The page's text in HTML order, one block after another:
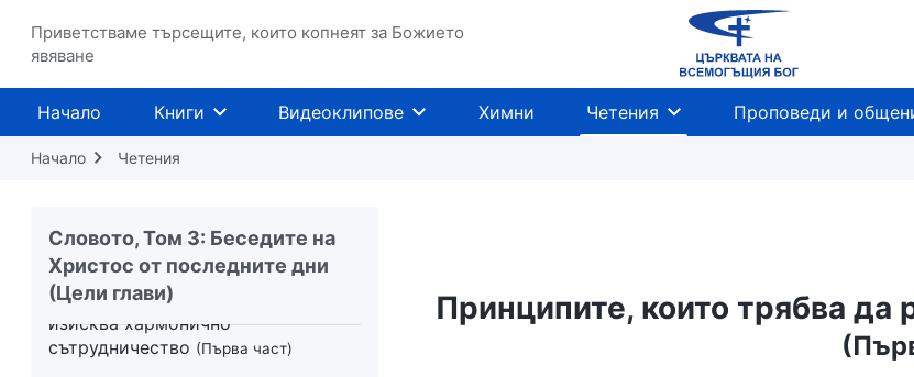
Приветстваме търсещите, които копнеят за Божието
явяване
Начало Книги Видеоклипове Химни Четения Проповеди и
Начало Четения
Словото, Том 3: Беседите на
Христос от последните дни
(Цели глави)
Отношението, което човек трябва
да има към Бог(Трета част)
Правилното изпълнение на дълга
изисква хармонично
сътрудничество (Първа част)
Принципите, които трябва